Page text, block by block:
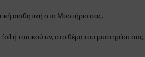
αισθητική στο Μυστήριο σας.
ή τοπικού uv, στο θέμα του μυστηρίου σας.